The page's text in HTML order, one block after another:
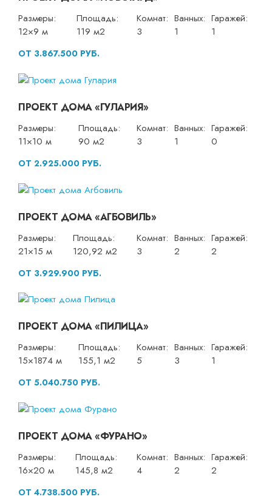
Размеры:
12×9 м
Площадь:
119 м2
Комнат:
3
Ванных:
1
Гаражей:
1
ОТ 3.867.500 РУБ.
ПРОЕКТ ДОМА «ГУЛАРИЯ»
Размеры:
11×10 м
Площадь:
90 м2
Комнат:
3
Ванных:
1
Гаражей:
0
ОТ 2.925.000 РУБ.
ПРОЕКТ ДОМА «АГБОВИЛЬ»
Размеры:
21×15 м
Площадь:
120,92 м2
Комнат:
3
Ванных:
2
Гаражей:
2
ОТ 3.929.900 РУБ.
ПРОЕКТ ДОМА «ПИЛИЦА»
Размеры:
15×1874 м
Площадь:
155,1 м2
Комнат:
5
Ванных:
3
Гаражей:
1
ОТ 5.040.750 РУБ.
ПРОЕКТ ДОМА «ФУРАНО»
Размеры:
16×20 м
Площадь:
145,8 м2
Комнат:
4
Ванных:
2
Гаражей:
2
ОТ 4.738.500 РУБ.